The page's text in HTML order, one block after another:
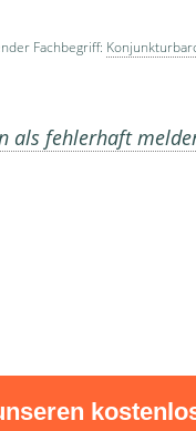
Fachbegriff:
als fehlerhaft